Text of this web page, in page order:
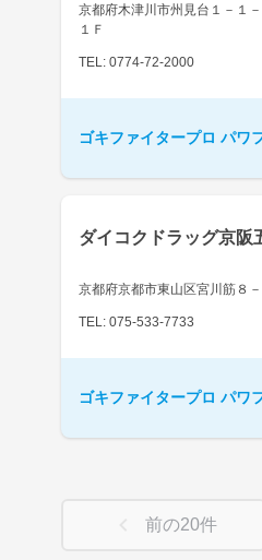
京都府木津川市州見台１－１
１Ｆ
TEL: 0774-72-2000
ゴキファイタープロ パワ
ダイコクドラッグ京阪
京都府京都市東山区宮川筋８
TEL: 075-533-7733
ゴキファイタープロ パワ
前の20件